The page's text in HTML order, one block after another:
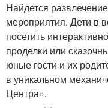
Найдется
мероприятия. Дети в
посетить
проделки или
юные гости и их
в уникальном
Центра».